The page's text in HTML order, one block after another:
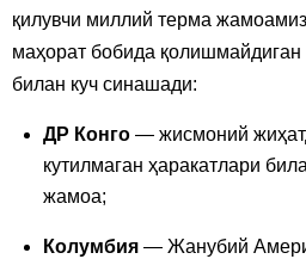
қилувчи миллий терма жамоамиз
маҳорат бобида қолишмайдиган
билан куч синашади:
ДР Конго — жисмоний
кутилмаган ҳаракатлари
жамоа;
Колумбия — Жанубий